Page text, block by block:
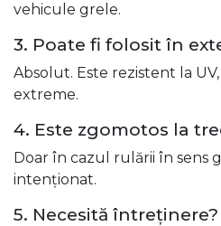
vehicule grele.
3. Poate fi folosit în
Absolut. Este rezistent la
extreme.
4. Este zgomotos la
Doar în cazul rulării în sens
intenționat.
5. Necesită întreținere?